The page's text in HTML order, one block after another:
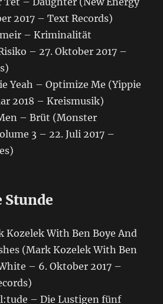
2017 – Text Records)
– Kriminalität
– 27. Oktober 2017 –
Yeah – Optimize Me (Yippie
2018 – Kreismusik)
– Brüt (Monster
3 – 22. Juli 2017 –
Stunde
Kozelek With Ben Boye And
(Mark Kozelek With Ben
– 6. Oktober 2017 –
– Die Lustigen fünf